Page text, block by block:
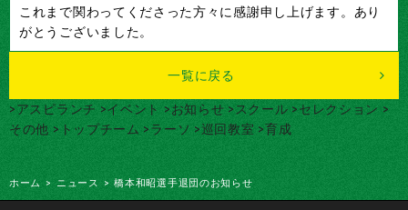
これまで関わってくださった方々に感謝申し上げます。あり
がとうございました。
一覧に戻る
>アスピランチ >イベント >お知らせ >スクール >セレクション >
その他 >トップチーム >ラーソ >巡回教室 >育成
ホーム > ニュース > 橋本和昭選手退団のお知らせ